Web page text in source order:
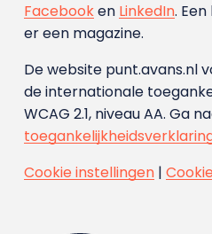
Facebooken LinkedIn.
er een magazine.
De website punt.avans.nl
de internationale
WCAG 2.1, niveau AA. Ga
Cookie instellingen|